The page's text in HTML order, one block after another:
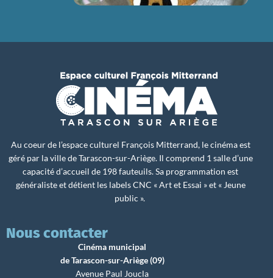
Au coeur de l’espace culturel François Mitterrand, le cinéma est
géré par la ville de Tarascon-sur-Ariège. Il comprend 1 salle d’une
capacité d’accueil de 198 fauteuils. Sa programmation est
généraliste et détient les labels CNC « Art et Essai » et « Jeune
public ».
Nous contacter
Cinéma municipal
de Tarascon-sur-Ariège (09)
Avenue Paul Joucla